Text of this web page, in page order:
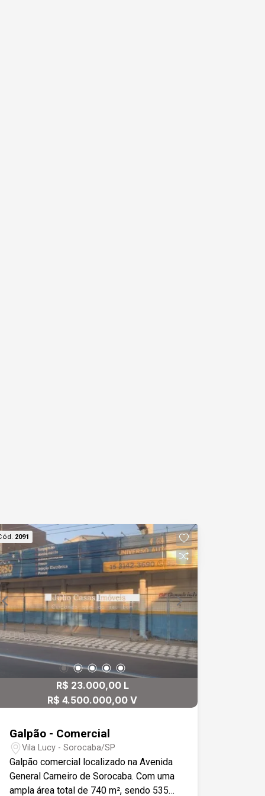
2091
R$ 23.000,00 L
R$ 4.500.000,00 V
Galpão - Comercial
Vila Lucy - Sorocaba/SP
Galpão comercial localizado na Avenida
General Carneiro de Sorocaba. Com uma
ampla área total de 740 m², sendo 535